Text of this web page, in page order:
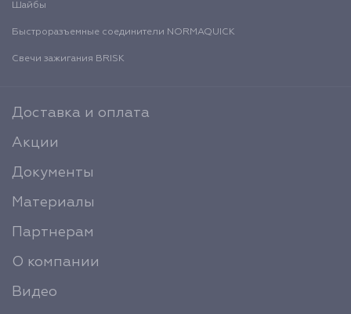
Шайбы
Быстроразъемные соединители NORMAQUICK
Свечи зажигания BRISK
Доставка и оплата
Акции
Документы
Материалы
Партнерам
О компании
Видео